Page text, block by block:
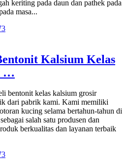
keriting pada daun dan pathek pada
masa...
Kalsium Kelas
…
bentonit kelas kalsium grosir
dari pabrik kami. Kami memiliki
kucing selama bertahun-tahun di
salah satu produsen dan
berkualitas dan layanan terbaik